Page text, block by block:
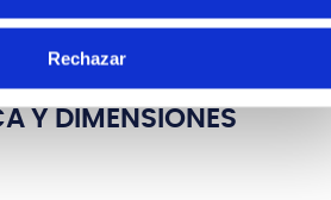
Rechazar
Y DIMENSIONES